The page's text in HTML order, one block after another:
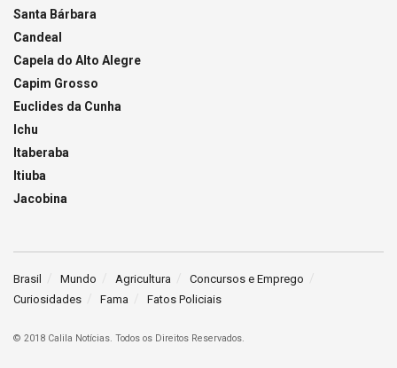
Santa Bárbara
Candeal
Capela do Alto Alegre
Capim Grosso
Euclides da Cunha
Ichu
Itaberaba
Itiuba
Jacobina
Brasil Mundo Agricultura
Concursos e Emprego
Curiosidades
Fama Fatos Policiais
© 2018 Calila Notícias. Todos os Direitos Reservados.